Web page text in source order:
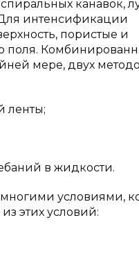
канавок,
Для интенсификации
пористые и
поля.
мере, двух
ленты;
в жидкости.
условиями,
этих условий: